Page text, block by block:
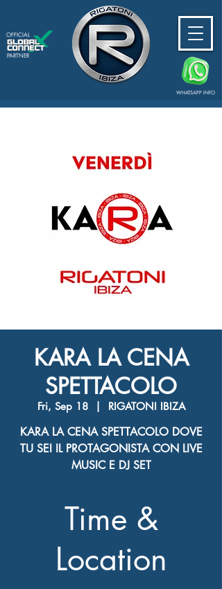
PARTNER
OFFICIAL
WHATSAPP INFO
KARA LA CENA
SPETTACOLO
Fri, Sep 18
  |
RIGATONI IBIZA
KARA LA CENA SPETTACOLO DOVE
TU SEI IL PROTAGONISTA CON LIVE
MUSIC E DJ SET
Time &
Location